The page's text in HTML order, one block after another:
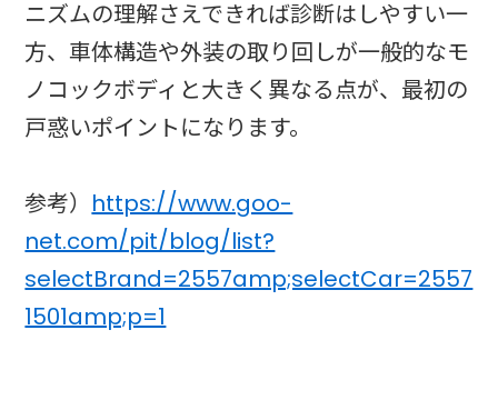
ニズムの理解さえできれば診断はしやすい一
方、車体構造や外装の取り回しが一般的なモ
ノコックボディと大きく異なる点が、最初の
戸惑いポイントになります。
参考） https://www.goo-
net.com/pit/blog/list?
selectBrand=2557amp;selectCar=2557
1501amp;p=1